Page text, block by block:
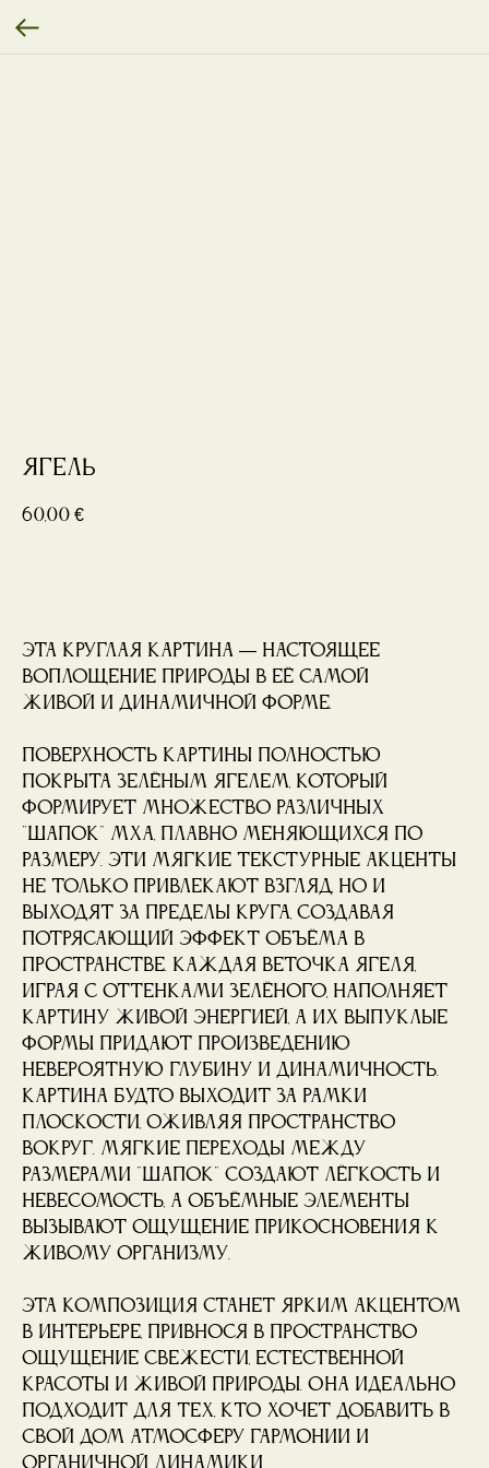
Ягель
60,00 €
Эта круглая картина — настоящее
воплощение природы в её самой
живой и динамичной форме.
Поверхность картины полностью
покрыта зелёным ягелем, который
формирует множество различных
"шапок" мха, плавно меняющихся по
размеру. Эти мягкие текстурные акценты
не только привлекают взгляд, но и
выходят за пределы круга, создавая
потрясающий эффект объёма в
пространстве. Каждая веточка ягеля,
играя с оттенками зелёного, наполняет
картину живой энергией, а их выпуклые
формы придают произведению
невероятную глубину и динамичность.
Картина будто выходит за рамки
плоскости, оживляя пространство
вокруг. Мягкие переходы между
размерами "шапок" создают лёгкость и
невесомость, а объёмные элементы
вызывают ощущение прикосновения к
живому организму.
Эта композиция станет ярким акцентом
в интерьере, привнося в пространство
ощущение свежести, естественной
красоты и живой природы. Она идеально
подходит для тех, кто хочет добавить в
свой дом атмосферу гармонии и
органичной динамики.